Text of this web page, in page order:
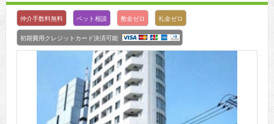
仲介手数料無料 ペット相談 敷金ゼロ 礼金ゼロ
初期費用クレジットカード決済可能